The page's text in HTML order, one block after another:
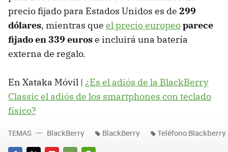
precio fijado para Estados Unidos es de 299
dólares, mientras que el precio europeoparece
fijado en 339 eurose incluirá una batería
externa de regalo.
En Xataka Móvil | ¿Es el adiós de la BlackBerry
Classic el adiós de los smartphones con teclado
físico?
TEMAS BlackBerry BlackBerry Teléfono Blackberry